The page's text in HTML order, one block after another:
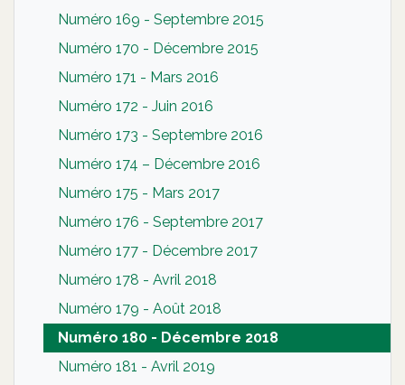
Numéro 169 - Septembre 2015
Numéro 170 - Décembre 2015
Numéro 171 - Mars 2016
Numéro 172 - Juin 2016
Numéro 173 - Septembre 2016
Numéro 174 – Décembre 2016
Numéro 175 - Mars 2017
Numéro 176 - Septembre 2017
Numéro 177 - Décembre 2017
Numéro 178 - Avril 2018
Numéro 179 - Août 2018
Numéro 180 - Décembre 2018
Numéro 181 - Avril 2019